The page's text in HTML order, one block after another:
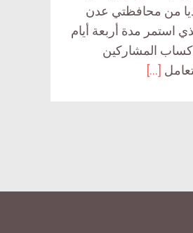
من محافظتي عدن
استمر مدة أربعة أيام
إلى إكساب المشاركين
[…]